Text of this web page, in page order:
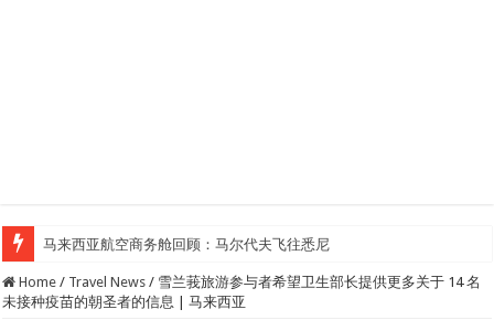
马来西亚航空商务舱回顾：马尔代夫飞往悉尼
Home / Travel News / 雪兰莪旅游参与者希望卫生部长提供更多关于 14 名
未接种疫苗的朝圣者的信息 | 马来西亚